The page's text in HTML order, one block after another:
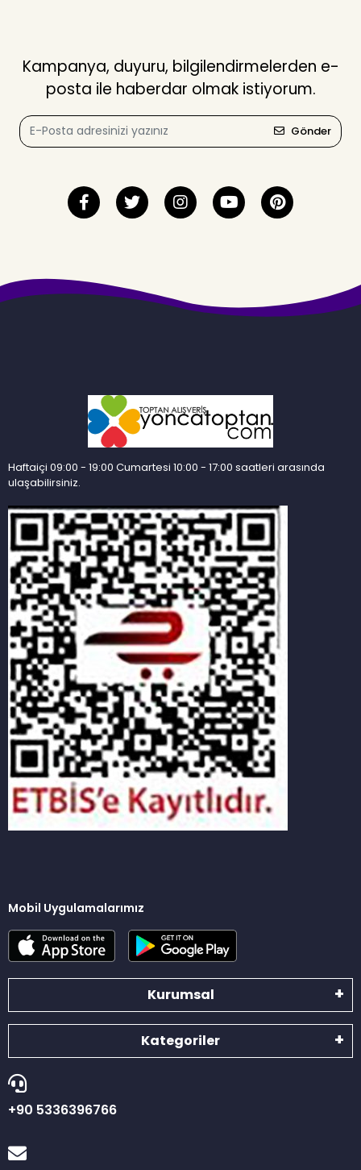
Kampanya, duyuru, bilgilendirmelerden e-
posta ile haberdar olmak istiyorum.
Gönder
Haftaiçi 09:00 - 19:00 Cumartesi 10:00 - 17:00 saatleri arasında
ulaşabilirsiniz.
Mobil Uygulamalarımız
Kurumsal
Kategoriler
+90 5336396766